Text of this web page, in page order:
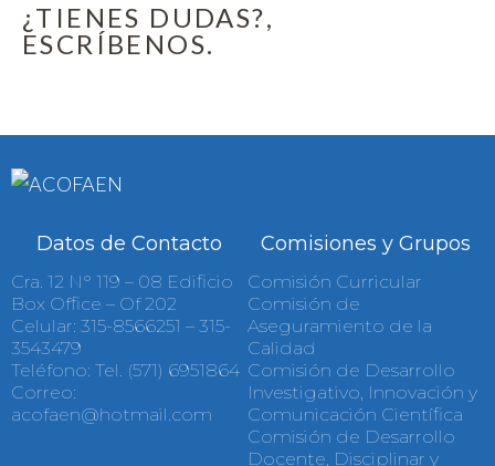
¿TIENES DUDAS?,
ESCRÍBENOS.
Datos de Contacto
Cra. 12 N° 119 – 08 Edificio
Box Office – Of 202
Celular: 315-8566251 – 315-
3543479
Teléfono: Tel. (571) 6951864
Correo:
acofaen@hotmail.com
Comisiones y Grupos
Comisión Curricular
Comisión de
Aseguramiento de la
Calidad
Comisión de Desarrollo
Investigativo, Innovación y
Comunicación Científica
Comisión de Desarrollo
Docente, Disciplinar y